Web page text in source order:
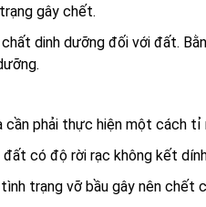
gây chết.
dinh dưỡng đối với đất.
phải thực hiện một cách tỉ
có độ rời rạc không kết
trạng vỡ bầu gây nên chết